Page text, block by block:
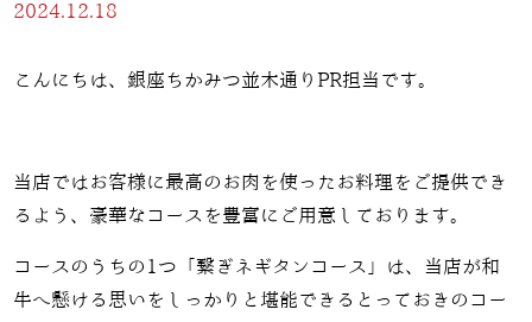
2024.12.18
こんにちは、銀座ちかみつ並木通りPR担当です。
当店ではお客様に最高のお肉を使ったお料理をご提供でき
るよう、豪華なコースを豊富にご用意しております。
コースのうちの 1つ「繋ぎネギタンコース」は、当店が和
牛へ懸ける思いをしっかりと堪能できるとっておきのコー